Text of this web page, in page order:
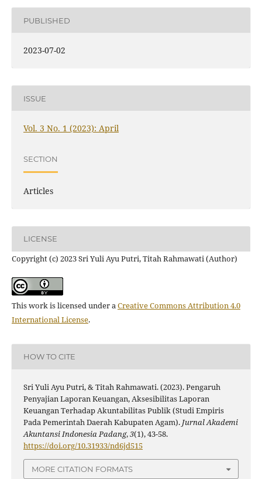
PUBLISHED
2023-07-02
ISSUE
Vol. 3 No. 1 (2023): April
SECTION
Articles
LICENSE
Copyright (c) 2023 Sri Yuli Ayu Putri, Titah Rahmawati (Author)
This work is licensed under a Creative Commons Attribution 4.0
International License.
HOW TO CITE
Sri Yuli Ayu Putri, & Titah Rahmawati. (2023). Pengaruh
Penyajian Laporan Keuangan, Aksesibilitas Laporan
Keuangan Terhadap Akuntabilitas Publik (Studi Empiris
Pada Pemerintah Daerah Kabupaten Agam). Jurnal Akademi
Akuntansi Indonesia Padang,3(1), 43-58.
https://doi.org/10.31933/nd6jd515
MORE CITATION FORMATS